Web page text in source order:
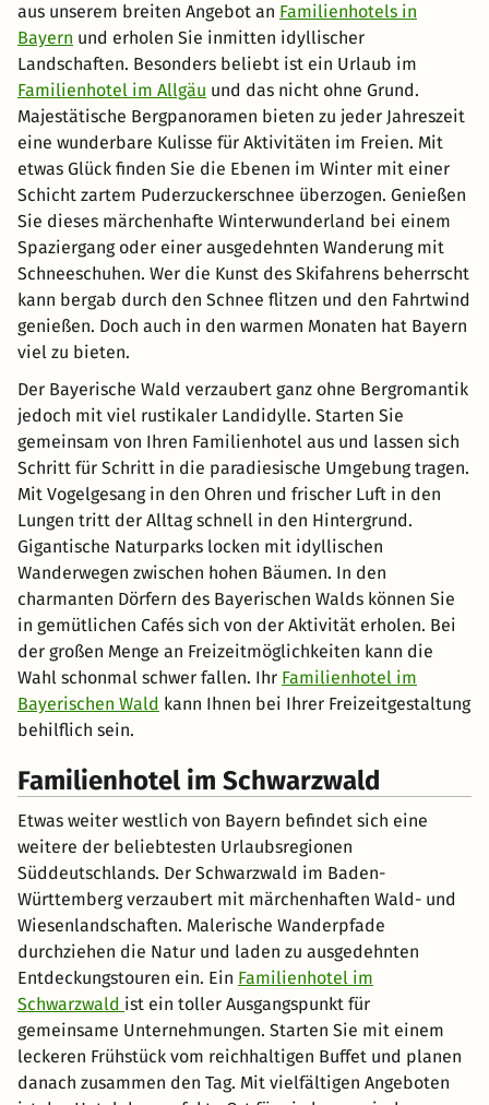
aus unserem breiten Angebot an Familienhotels in
Bayern und erholen Sie inmitten idyllischer
Landschaften. Besonders beliebt ist ein Urlaub im
Familienhotel im Allgäu und das nicht ohne Grund.
Majestätische Bergpanoramen bieten zu jeder Jahreszeit
eine wunderbare Kulisse für Aktivitäten im Freien. Mit
etwas Glück finden Sie die Ebenen im Winter mit einer
Schicht zartem Puderzuckerschnee überzogen. Genießen
Sie dieses märchenhafte Winterwunderland bei einem
Spaziergang oder einer ausgedehnten Wanderung mit
Schneeschuhen. Wer die Kunst des Skifahrens beherrscht
kann bergab durch den Schnee flitzen und den Fahrtwind
genießen. Doch auch in den warmen Monaten hat Bayern
viel zu bieten.
Der Bayerische Wald verzaubert ganz ohne Bergromantik
jedoch mit viel rustikaler Landidylle. Starten Sie
gemeinsam von Ihren Familienhotel aus und lassen sich
Schritt für Schritt in die paradiesische Umgebung tragen.
Mit Vogelgesang in den Ohren und frischer Luft in den
Lungen tritt der Alltag schnell in den Hintergrund.
Gigantische Naturparks locken mit idyllischen
Wanderwegen zwischen hohen Bäumen. In den
charmanten Dörfern des Bayerischen Walds können Sie
in gemütlichen Cafés sich von der Aktivität erholen. Bei
der großen Menge an Freizeitmöglichkeiten kann die
Wahl schonmal schwer fallen. Ihr Familienhotel im
Bayerischen Wald kann Ihnen bei Ihrer Freizeitgestaltung
behilflich sein.
Familienhotel im Schwarzwald
Etwas weiter westlich von Bayern befindet sich eine
weitere der beliebtesten Urlaubsregionen
Süddeutschlands. Der Schwarzwald im Baden-
Württemberg verzaubert mit märchenhaften Wald- und
Wiesenlandschaften. Malerische Wanderpfade
durchziehen die Natur und laden zu ausgedehnten
Entdeckungstouren ein. Ein Familienhotel im
Schwarzwald ist ein toller Ausgangspunkt für
gemeinsame Unternehmungen. Starten Sie mit einem
leckeren Frühstück vom reichhaltigen Buffet und planen
danach zusammen den Tag. Mit vielfältigen Angeboten